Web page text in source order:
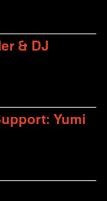
& DJ
Yumi